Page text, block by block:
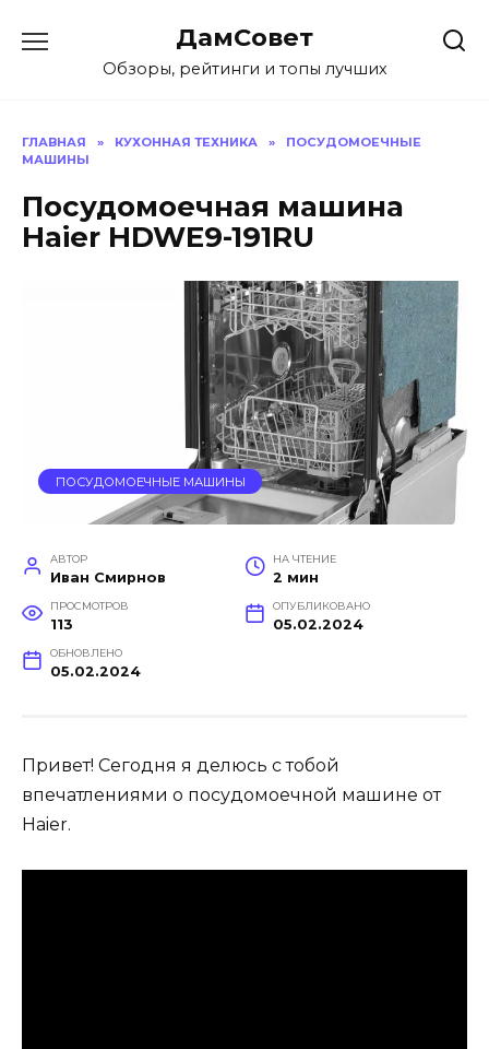
содержанию
ДамСовет
Обзоры, рейтинги и топы лучших
ГЛАВНАЯ » КУХОННАЯ ТЕХНИКА »
ПОСУДОМОЕЧНЫЕ
МАШИНЫ
Посудомоечная машина
Haier HDWE9-191RU
ПОСУДОМОЕЧНЫЕ МАШИНЫ
АВТОР
Иван Смирнов
НА ЧТЕНИЕ
2 мин
ПРОСМОТРОВ
113
ОПУБЛИКОВАНО
05.02.2024
ОБНОВЛЕНО
05.02.2024
Привет! Сегодня я делюсь с тобой
впечатлениями о посудомоечной машине от
Haier.